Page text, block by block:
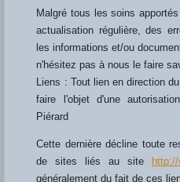
Malgré tous les soins
actualisation régulière, des
les informations et/ou
n'hésitez pas à nous le faire
Liens : Tout lien en direction
faire l'objet d'une
Piérard
Cette dernière décline toute
de sites liés au site
généralement du fait de ces